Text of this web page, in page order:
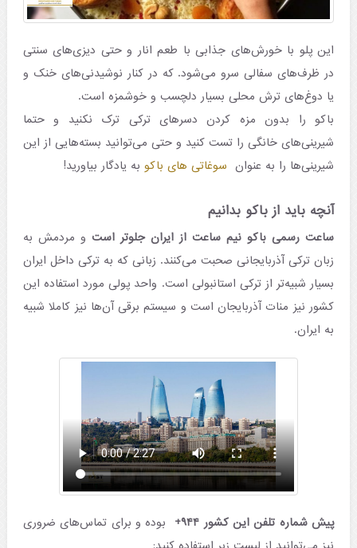
این پلو با خورش‌‌های جذابی با طعم انار و حتی دیزی‌های سنتی
در ظرف‌های سفالی سرو می‌شود. که در کنار نوشیدنی‌های خنک و
یا دوغ‌های ترش محلی بسیار دلچسب و خوشمزه است.
باکو را بدون مزه کردن دسرهای ترکی ترک نکنید و حتما
شیرینی‌های خانگی را تست کنید و حتی می‌توانید بسته‌هایی از این
شیرینی‌ها را به عنوان سوغاتی های باکوبه یادگار بیاورید!
آنچه باید از باکو بدانیم
ساعت رسمی باکو نیم ساعت از ایران جلوتر است و مردمش به
زبان ترکی آذربایجانی صحبت می‌کنند. زبانی که به ترکی داخل ایران
بسیار شبیه‌تر از ترکی استانبولی است. واحد پولی مورد استفاده این
کشور نیز منات آذربایجان است و سیستم برقی آن‌ها نیز کاملا شبیه
به ایران.
پیش شماره تلفن این کشور ۹۴۴+
بوده و برای تماس‌های ضروری